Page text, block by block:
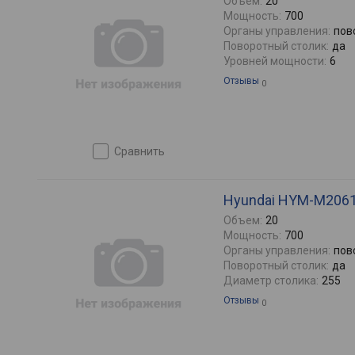
сравнить
Мощность: 700
Органы управления:
Поворотный столик: да
Уровней мощности: 6
Отзывы 0
Hyundai HYM-
Объем: 20
Мощность: 700
Органы управления:
Поворотный столик: да
Диаметр столика: 255
Отзывы 0